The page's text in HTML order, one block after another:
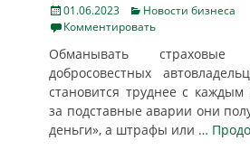
Posted
on
01.06.2023 Categories
Новости бизнеса
Комментировать
Обманывать
добросовестных
становится труднее с
за подставные аварии они
деньги», а штрафы или …